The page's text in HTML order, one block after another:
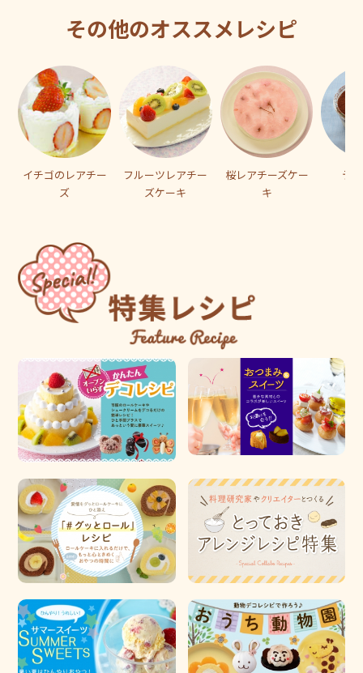
その他のオススメレシピ
イチゴのレアチー
ズ
フルーツレアチー
ズケーキ
桜レアチーズケー
キ
テ